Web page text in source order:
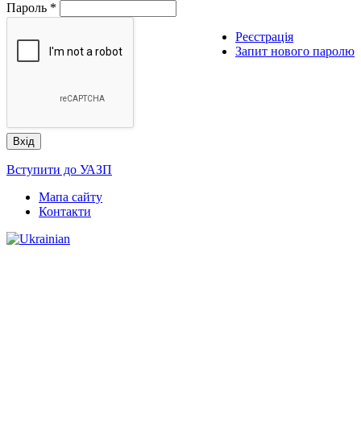
Пароль *
Реєстрація
Запит нового паролю
Вступити до УАЗП
Мапа сайту
Контакти